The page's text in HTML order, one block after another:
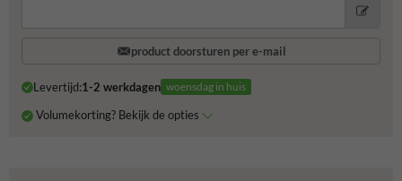
product doorsturen per e-mail
Levertijd:1-2 werkdagen woensdag in huis
Volumekorting? Bekijk de opties